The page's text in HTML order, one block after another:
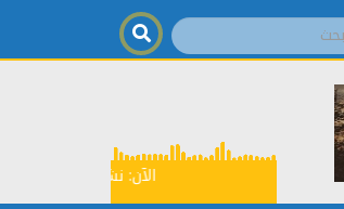
الآن:نشرة إخبارية